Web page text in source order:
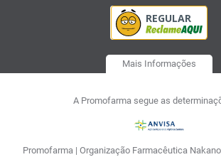
Mais Informações
A Promofarma segue as
Promofarma | Organização Farmacêutica